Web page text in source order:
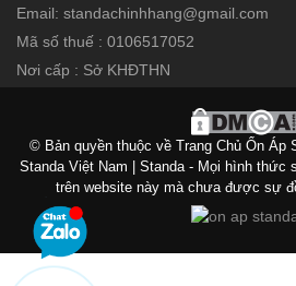
Email: standachinhhang@gmail.com
Mã số thuế : 0106517052
Nơi cấp : Sở KHĐTHN
© Bản quyền thuộc về Trang Chủ Ổn Áp
Standa Việt Nam | Standa - Mọi hình thức
trên website này mà chưa được sự